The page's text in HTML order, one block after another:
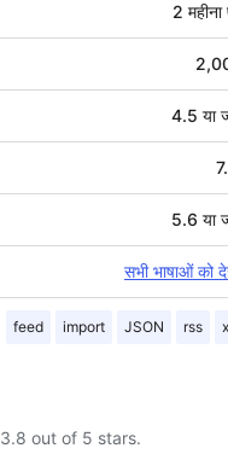
2 महीना
4.5 या
5.6 या
सभी भाषाओं को
feed import JSON rss
3.8 out of 5 stars.